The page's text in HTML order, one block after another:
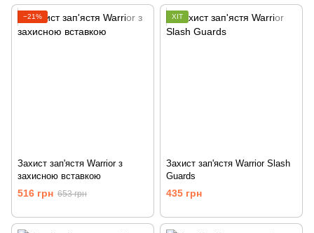
−21%
Захист зап'ястя Warrior з
захисною вставкою
516 грн 653 грн
ХІТ
Захист зап'ястя Warrior Slash
Guards
435 грн